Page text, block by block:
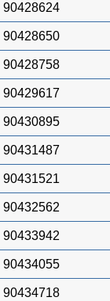
90428624
90428650
90428758
90429617
90430895
90431487
90431521
90432562
90433942
90434055
90434718